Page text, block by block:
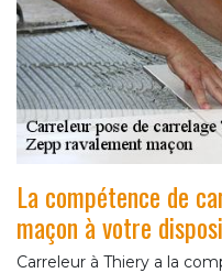
La compétence de
maçon à votre
Carreleur à Thiery a la